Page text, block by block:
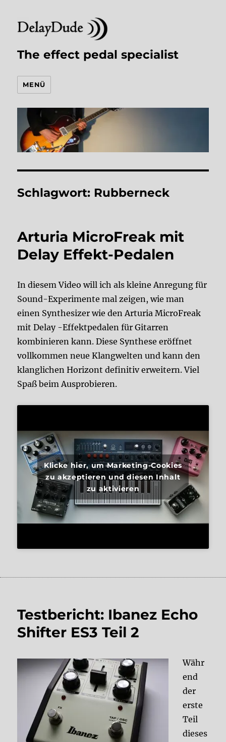
The effect pedal specialist
MENÜ
Schlagwort: Rubberneck
Arturia MicroFreak mit
Delay Effekt-Pedalen
In diesem Video will ich als kleine Anregung für
Sound-Experimente mal zeigen, wie man
einen Synthesizer wie den Arturia MicroFreak
mit Delay -Effektpedalen für Gitarren
kombinieren kann. Diese Synthese eröffnet
vollkommen neue Klangwelten und kann den
klanglichen Horizont definitiv erweitern. Viel
Spaß beim Ausprobieren.
Klicke hier, um Marketing-Cookies
zu akzeptieren und diesen Inhalt
zu aktivieren
Testbericht: Ibanez Echo
Shifter ES3 Teil 2
Währ
end
der
erste
Teil
dieses